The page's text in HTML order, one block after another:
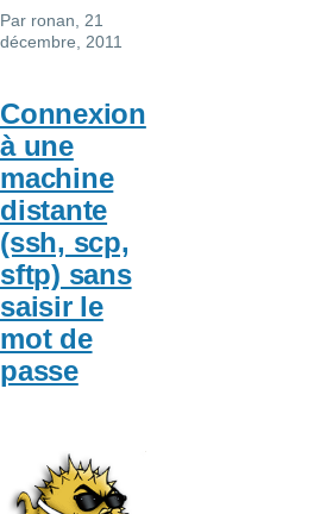
Par ronan , 21
décembre, 2011
Connexion
à une
machine
distante
(ssh, scp,
sftp) sans
saisir le
mot de
passe